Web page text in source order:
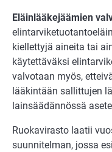
Eläinlääkejäämien
kiellettyjä aineita tai
käytettäväksi
valvotaan myös,
lääkintään sallittujen
lainsäädännössä
Ruokavirasto laatii
suunnitelman, jossa